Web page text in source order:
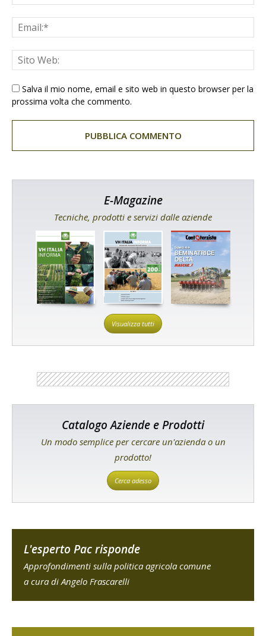
Salva il mio nome, email e sito web in questo browser per la
prossima volta che commento.
E-Magazine
Tecniche, prodotti e servizi dalle aziende
Visualizza tutti
Catalogo Aziende e Prodotti
Un modo semplice per cercare un'azienda o un
prodotto!
Cerca adesso
L'esperto Pac risponde
Approfondimenti sulla politica agricola comune
a cura di Angelo Frascarelli